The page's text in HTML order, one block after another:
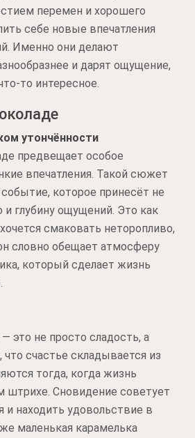
перемен и хорошего
себе новые впечатления
Именно они делают
и дарят ощущение,
то интересное.
утончённости
предвещает особое
впечатления. Такой сюжет
которое принесёт не
и глубину ощущений. Это как
смаковать неторопливо,
словно обещает атмосферу
который сделает жизнь
это не просто сладость, а
счастье складывается из
тогда, когда жизнь
штрихе. Сновидение советует
и находить удовольствие в
маленькая карамелька